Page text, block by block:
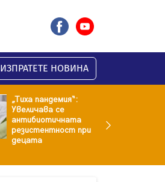
ИЗПРАТЕТЕ НОВИНА
„Тиха пандемия“:
Увеличава се
антибиотичната
резистентност при
децата